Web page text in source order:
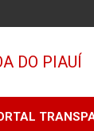
DE